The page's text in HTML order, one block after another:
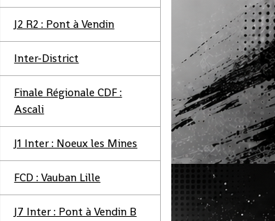
J2 R2 : Pont à Vendin
Inter-District
Finale Régionale CDF :
Ascali
J1 Inter : Noeux les Mines
FCD : Vauban Lille
J7 Inter : Pont à Vendin B